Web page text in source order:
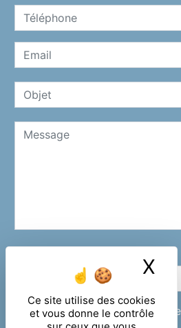
Ce site utilise des cookies
et vous donne le contrôle
X
En cochant cette case,